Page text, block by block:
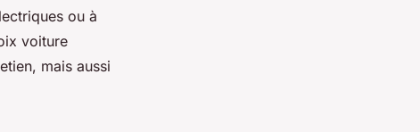
ou à
voiture
mais aussi